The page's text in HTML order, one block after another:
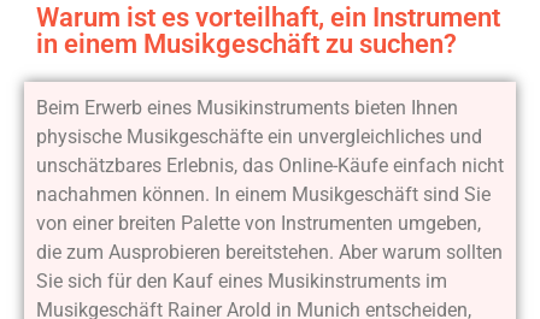
Warum ist es vorteilhaft, ein Instrument
in einem Musikgeschäft zu suchen?
Beim Erwerb eines Musikinstruments bieten Ihnen
physische Musikgeschäfte ein unvergleichliches und
unschätzbares Erlebnis, das Online-Käufe einfach nicht
nachahmen können. In einem Musikgeschäft sind Sie
von einer breiten Palette von Instrumenten umgeben,
die zum Ausprobieren bereitstehen. Aber warum sollten
Sie sich für den Kauf eines Musikinstruments im
Musikgeschäft Rainer Arold in Munich entscheiden,